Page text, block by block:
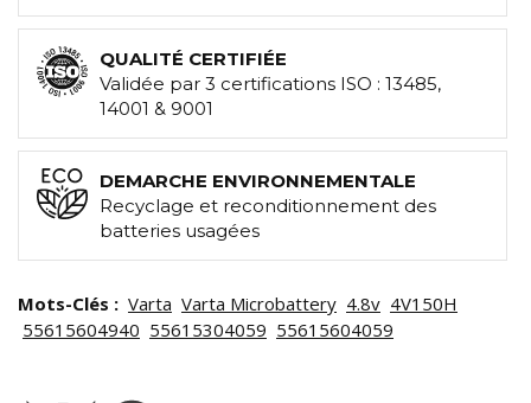
QUALITÉ CERTIFIÉE
Validée par 3 certifications ISO : 13485,
14001 & 9001
DEMARCHE ENVIRONNEMENTALE
Recyclage et reconditionnement des
batteries usagées
Mots-Clés : Varta Varta Microbattery 4.8v 4V150H
55615604940 55615304059 55615604059